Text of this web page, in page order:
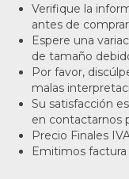
Verifique la
antes de
Espere una
de tamaño
Por favor,
malas
Su satisfacción
en contactarnos
Precio Finales
Emitimos factura